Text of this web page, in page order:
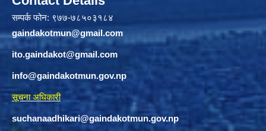
सम्पर्क फोन: ९७७-७८५०३१८४
gaindakotmun@gmail.com
ito.gaindakot@gmail.com
info@gaindakotmun.gov.np
सूचना अधिकारी
suchanaadhikari@gaindakotmun.gov.np